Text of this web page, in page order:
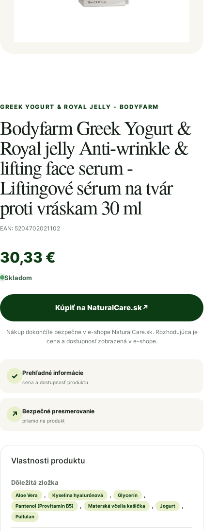
GREEK YOGURT & ROYAL JELLY - BODYFARM
Bodyfarm Greek Yogurt &
Royal jelly Anti-wrinkle &
lifting face serum -
Liftingové sérum na tvár
proti vráskam 30 ml
EAN: 5204702021102
30,33 €
Skladom
Kúpiť na NaturalCare.sk↗
Nákup dokončíte bezpečne v e-shope NaturalCare.sk. Rozhodujúca je
cena a dostupnosť zobrazená v e-shope.
✓ Prehľadné informácie
cena a dostupnosť produktu
↗ Bezpečné presmerovanie
priamo na produkt
Vlastnosti produktu
Dôležitá zložka
Aloe Vera , Kyselina hyalurónová , Glycerín ,
Pantenol (Provitamín B5) , Materská včelia kašička , Jogurt ,
Pullulan